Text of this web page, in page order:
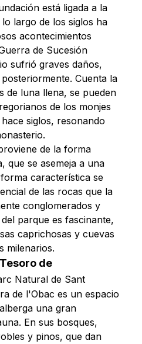
está ligada a la
largo de los siglos ha
acontecimientos
de Sucesión
sufrió graves daños,
Cuenta la
de luna llena, se pueden
de los monjes
siglos, resonando
de la forma
que se asemeja a una
característica se
de las rocas que la
conglomerados y
parque es fascinante,
caprichosas y cuevas
milenarios.
de
Natural de Sant
de l'Obac es un espacio
una gran
En sus bosques,
y pinos, que dan